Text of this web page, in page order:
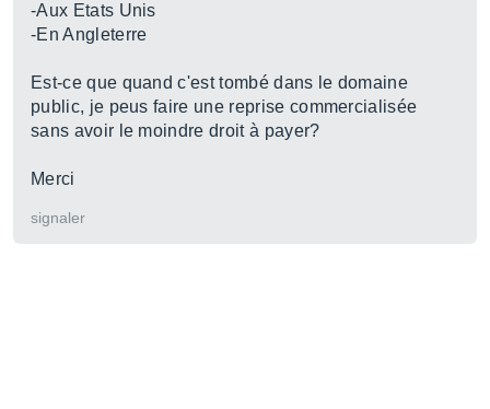
-Aux Etats Unis
-En Angleterre
Est-ce que quand c'est tombé dans le domaine
public, je peus faire une reprise commercialisée
sans avoir le moindre droit à payer?
Merci
signaler